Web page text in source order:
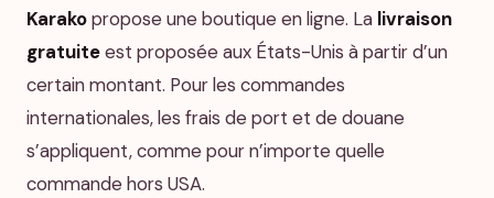
Karakopropose une boutique en ligne. La livraison
gratuiteest proposée aux États-Unis à partir d’un
certain montant. Pour les commandes
internationales, les frais de port et de douane
s’appliquent, comme pour n’importe quelle
commande hors USA.